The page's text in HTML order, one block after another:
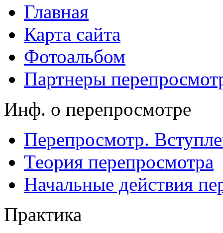
Главная
Карта сайта
Фотоальбом
Партнеры
Инф. о перепросмотре
Перепросмотр.
Теория перепросмотра
Начальные действия
Практика